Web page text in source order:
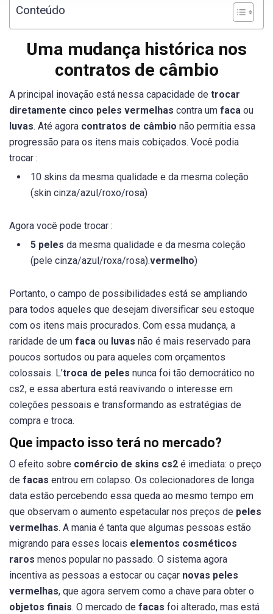
Conteúdo
Uma mudança histórica nos
contratos de câmbio
A principal inovação está nessa capacidade de trocar
diretamente cinco peles vermelhas contra um faca ou
luvas. Até agora contratos de câmbio não permitia essa
progressão para os itens mais cobiçados. Você podia
trocar :
10 skins da mesma qualidade e da mesma coleção
(skin cinza/azul/roxo/rosa)
Agora você pode trocar :
5 peles da mesma qualidade e da mesma coleção
(pele cinza/azul/roxa/rosa).vermelho)
Portanto, o campo de possibilidades está se ampliando
para todos aqueles que desejam diversificar seu estoque
com os itens mais procurados. Com essa mudança, a
raridade de um faca ou luvas não é mais reservado para
poucos sortudos ou para aqueles com orçamentos
colossais. L’troca de peles nunca foi tão democrático no
cs2, e essa abertura está reavivando o interesse em
coleções pessoais e transformando as estratégias de
compra e troca.
Que impacto isso terá no mercado?
O efeito sobre comércio de skins cs2 é imediata: o preço
de facas entrou em colapso. Os colecionadores de longa
data estão percebendo essa queda ao mesmo tempo em
que observam o aumento espetacular nos preços de peles
vermelhas. A mania é tanta que algumas pessoas estão
migrando para esses locais elementos cosméticos
raros menos popular no passado. O sistema agora
incentiva as pessoas a estocar ou caçar novas peles
vermelhas, que agora servem como a chave para obter o
objetos finais. O mercado de facas foi alterado, mas está